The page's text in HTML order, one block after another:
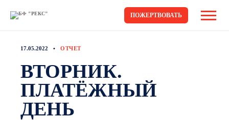
ПОЖЕРТВОВАТЬ
17.05.2022 ОТЧЕТ
ВТОРНИК.
ПЛАТЁЖНЫЙ
ДЕНЬ